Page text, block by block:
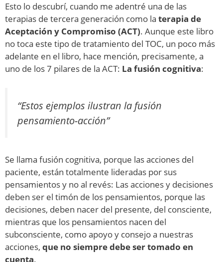
Esto lo descubrí, cuando me adentré una de las
terapias de tercera generación como la terapia de
Aceptación y Compromiso (ACT). Aunque este libro
no toca este tipo de tratamiento del TOC, un poco más
adelante en el libro, hace mención, precisamente, a
uno de los 7 pilares de la ACT: La fusión cognitiva:
“Estos ejemplos ilustran la fusión
pensamiento-acción”
Se llama fusión cognitiva, porque las acciones del
paciente, están totalmente lideradas por sus
pensamientos y no al revés: Las acciones y decisiones
deben ser el timón de los pensamientos, porque las
decisiones, deben nacer del presente, del consciente,
mientras que los pensamientos nacen del
subconsciente, como apoyo y consejo a nuestras
acciones, que no siempre debe ser tomado en
cuenta.